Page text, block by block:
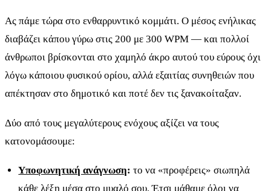
Ας πάμε τώρα στο ενθαρρυντικό κομμάτι. Ο μέσος ενήλικας
διαβάζει κάπου γύρω στις 200 με 300 WPM — και πολλοί
άνθρωποι βρίσκονται στο χαμηλό άκρο αυτού του εύρους όχι
λόγω κάποιου φυσικού ορίου, αλλά εξαιτίας συνηθειών που
απέκτησαν στο δημοτικό και ποτέ δεν τις ξανακοίταξαν.
Δύο από τους μεγαλύτερους ενόχους αξίζει να τους
κατονομάσουμε:
Υποφωνητική ανάγνωση: το να «προφέρεις» σιωπηλά
κάθε λέξη μέσα στο μυαλό σου. Έτσι μάθαμε όλοι να